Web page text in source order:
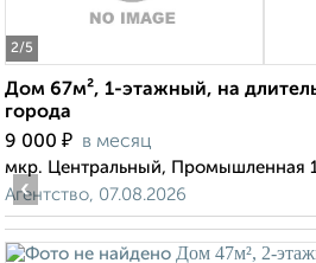
2/5
Дом 67м², 1-этажный, на
города
9 000 ₽ в месяц
мкр. Центральный, Промышленная
Агентство, 07.08.2026
‹